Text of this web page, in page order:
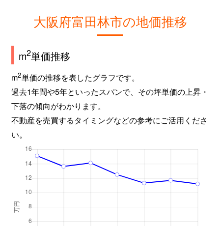
大阪府富田林市の地価推移
m2単価推移
m2単価の推移を表したグラフです。
過去1年間や5年といったスパンで、その坪単価の上昇・
下落の傾向がわかります。
不動産を売買するタイミングなどの参考にご活用くださ
い。